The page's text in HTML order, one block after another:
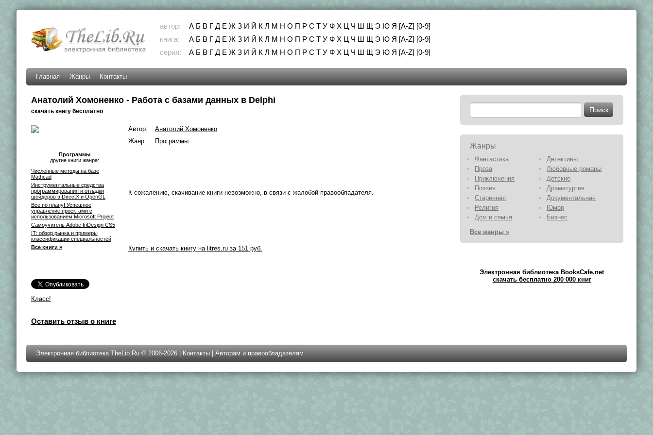
автор: А Б В Г Д Е Ж З И Й К Л М Н О П Р С Т У Ф Х Ц Ч Ш Щ Э Ю Я [A-Z] [0-9]
книга:
А Б В Г Д Е Ж З И Й К Л М Н О П Р С Т У Ф Х Ц Ч Ш Щ Э Ю Я [A-Z] [0-9]
серия:
А Б В Г Д Е Ж З И Й К Л М Н О П Р С Т У Ф Х Ц Ч Ш Щ Э Ю Я [A-Z] [0-9]
Главная Жанры Контакты
Анатолий Хомоненко - Работа с базами данных в Delphi
скачать книгу бесплатно
Программы
другие книги жанра:
Численные методы на базе
Mathcad
Инструментальные средства
программирования и отладки
шейдеров в DirectX и OpenGL
Все по плану! Успешное
управление проектами с
использованием Microsoft Project
Самоучитель Adobe InDesign CS5
IТ: обзор рынка и примеры
классификации специальностей
Все книги »
Класс!
Автор:
Анатолий Хомоненко
Жанр:
Программы
К сожалению, скачивание книги невозможно, в связи с жалобой правообладателя.
Купить и скачать книгу на litres.ru за 151 руб.
Оставить отзыв о книге
Жанры
Фантастика
Детективы
Проза
Любовные романы
Приключения
Детские
Поэзия
Драматургия
Старинная
Документальная
Религия
Юмор
Дом и семья
Бизнес
Все жанры »
Электронная библиотека BooksCafe.net
скачать бесплатно 200 000 книг
Электронная библиотека TheLib.Ru © 2006-2026 | Контакты| Авторам и правообладателям